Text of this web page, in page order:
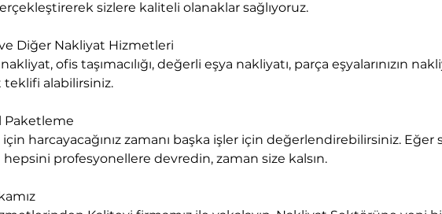
sizlere kaliteli olanaklar sağlıyoruz.
Diğer Nakliyat Hizmetleri
alabilirsiniz.
Paketleme
profesyonellere devredin, zaman size kalsın.